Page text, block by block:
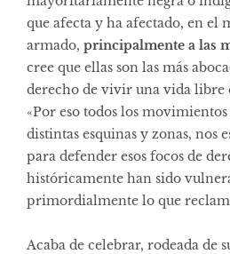
que afecta y ha afectado, en el
armado, principalmente a las
cree que ellas son las más
derecho de vivir una vida libre
«Por eso todos los movimientos
distintas esquinas y zonas, nos
para defender esos focos de
históricamente han sido
primordialmente lo que
Acaba de celebrar, rodeada de